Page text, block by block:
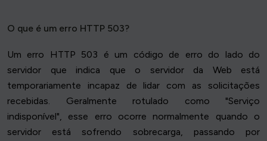
O que é um erro HTTP 503?
Um erro HTTP 503 é um código de erro do lado do
servidor que indica que o servidor da Web está
temporariamente incapaz de lidar com as solicitações
recebidas. Geralmente rotulado como "Serviço
indisponível", esse erro ocorre normalmente quando o
servidor está sofrendo sobrecarga, passando por